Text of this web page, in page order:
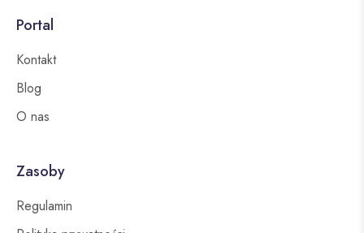
Portal
Kontakt
Blog
O nas
Zasoby
Regulamin